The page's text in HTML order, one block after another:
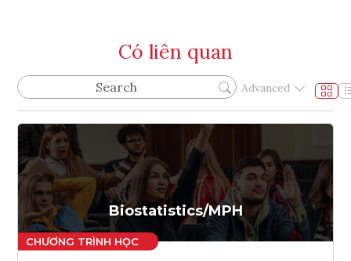
Có liên quan
Advanced
Biostatistics/MPH